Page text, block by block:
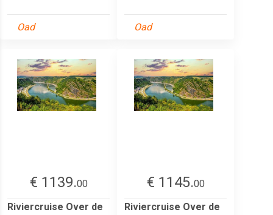
Oad Oad
€ 1139.00
Riviercruise Over de
€ 1145.00
Riviercruise Over de